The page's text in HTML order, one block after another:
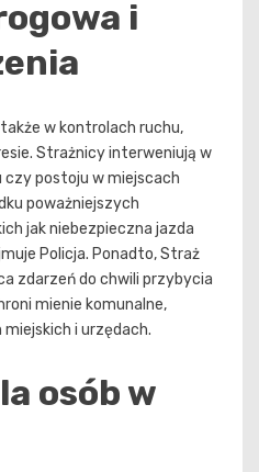
i
w kontrolach ruchu,
Strażnicy interweniują w
postoju w miejscach
poważniejszych
jak niebezpieczna jazda
Policja. Ponadto, Straż
zdarzeń do chwili przybycia
mienie komunalne,
miejskich i urzędach.
osób w